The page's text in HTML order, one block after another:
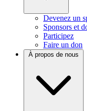
Devenez un
Sponsors et
Participez
Faire un don
À propos de nous